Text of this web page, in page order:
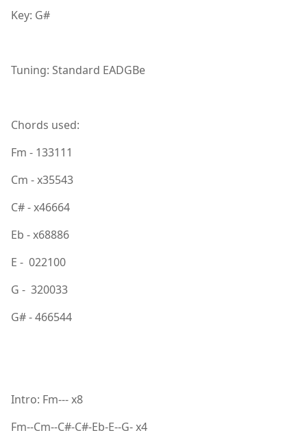
Key: G#
Tuning: Standard EADGBe
Chords used:
Fm - 133111
Cm - x35543
C# - x46664
Eb - x68886
E - 022100
G - 320033
G# - 466544
Intro: Fm--- x8
Fm--Cm--C#-C#-Eb-E--G- x4